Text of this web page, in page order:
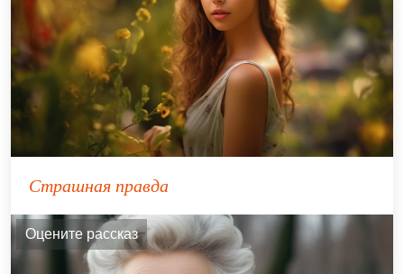
Страшная правда
Оцените рассказ